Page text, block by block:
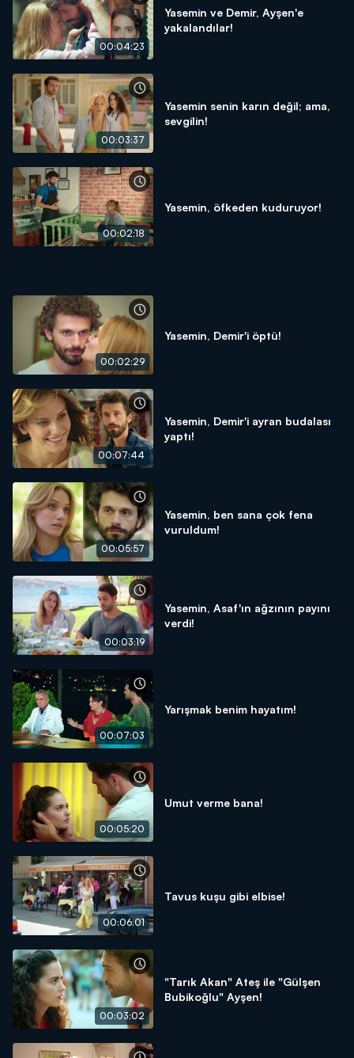
00:04:23
Yasemin ve Demir, Ayşen'e
yakalandılar!
00:03:37
Yasemin senin karın değil; ama,
sevgilin!
00:02:18
Yasemin, öfkeden kuduruyor!
00:02:29
Yasemin, Demir'i öptü!
00:07:44
Yasemin, Demir'i ayran budalası
yaptı!
00:05:57
Yasemin, ben sana çok fena
vuruldum!
00:03:19
Yasemin, Asaf'ın ağzının payını
verdi!
00:07:03
Yarışmak benim hayatım!
00:05:20
Umut verme bana!
00:06:01
Tavus kuşu gibi elbise!
00:03:02
"Tarık Akan" Ateş ile "Gülşen
Bubikoğlu" Ayşen!